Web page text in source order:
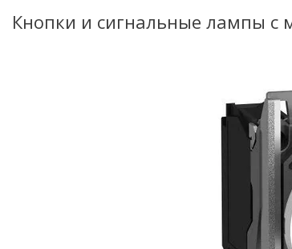
Кнопки и сигнальные лампы с